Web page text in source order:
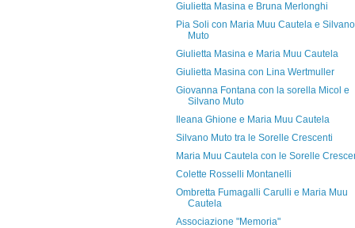
Giulietta Masina e Bruna Merlonghi
Pia Soli con Maria Muu Cautela e Silvano
Muto
Giulietta Masina e Maria Muu Cautela
Giulietta Masina con Lina Wertmuller
Giovanna Fontana con la sorella Micol e
Silvano Muto
Ileana Ghione e Maria Muu Cautela
Silvano Muto tra le Sorelle Crescenti
Maria Muu Cautela con le Sorelle
Colette Rosselli Montanelli
Ombretta Fumagalli Carulli e Maria Muu
Cautela
Associazione "Memoria"